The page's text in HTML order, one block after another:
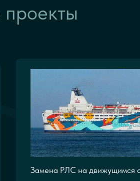
Замена РЛС на движущимся